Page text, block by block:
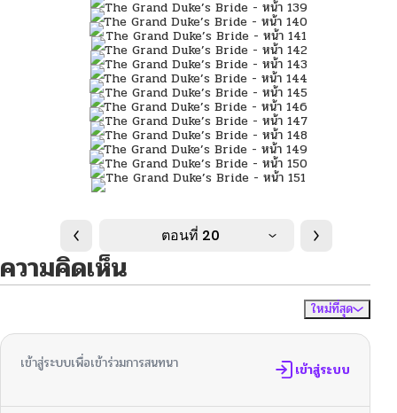
ตอนที่ 20
ความคิดเห็น
ใหม่ที่สุด
เข้าสู่ระบบเพื่อเข้าร่วมการสนทนา เข้าสู่ระบบ